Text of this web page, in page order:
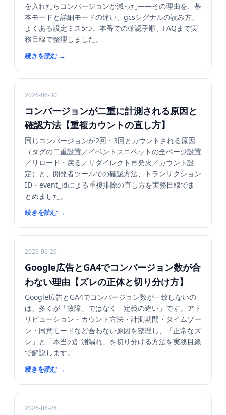
を入れたらコンバージョンが減った——その理由を、基
本モードと詳細モードの違い、gcsシグナルの読み方、
よくある設定ミス5つ、本番での確認手順、FAQまで実
務目線で整理しました。
続きを読む →
2026-06-30
コンバージョンが二重に計測される原因と
確認方法【重複カウントの直し方】
同じコンバージョンが2回・3回とカウントされる原因
（タグの二重設置／イベントスニペットの全ページ設置
／リロード・戻る／リダイレクト再発火／カウント設
定）と、開発者ツールでの確認方法、トランザクション
ID・event_idによる重複排除の直し方を実務目線でま
とめました。
続きを読む →
2026-06-29
Google広告とGA4でコンバージョン数が合
わない理由【ズレの正体と切り分け方】
Google広告とGA4でコンバージョン数が一致しないの
は、多くが「故障」ではなく「定義の違い」です。アト
リビューション・カウント方法・計測期間・タイムゾー
ン・同意モードなど合わない原因を整理し、「正常なズ
レ」と「本当の計測漏れ」を切り分ける方法を実務目線
で解説します。
続きを読む →
2026-06-28